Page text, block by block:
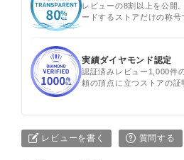
レビューの8割以上を公開
ードするストアだけの称号
実績ダイヤモンド認定
認証済みレビュー1,000件
頼の頂点に立つストアの証
レビューを書く 質問する